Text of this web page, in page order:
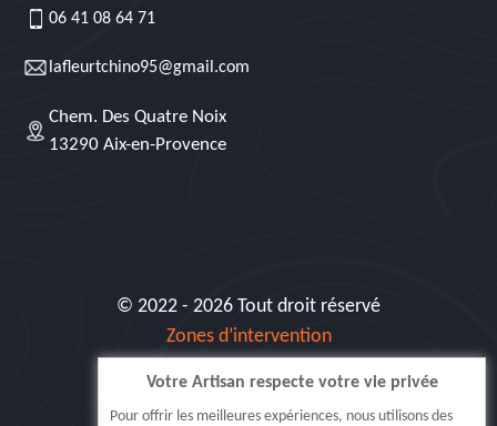
06 41 08 64 71
lafleurtchino95@gmail.com
Chem. Des Quatre Noix
13290 Aix-en-Provence
© 2022 - 2026 Tout droit réservé
Zones d’intervention
Siret: 515 062 404 000 30
Votre Artisan respecte votre vie privée
Pour offrir les meilleures expériences, nous utilisons des